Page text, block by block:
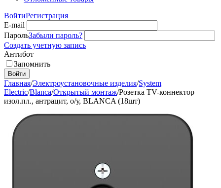
ВойтиРегистрация
E-mail
ПарольЗабыли пароль?
Создать учетную запись
Антибот
Запомнить
Войти
Главная/Электроустановочные изделия/System
Electric/Blanca/Открытый монтаж/Розетка TV-коннектор
изол.пл., антрацит, о/у, BLANCA (18шт)